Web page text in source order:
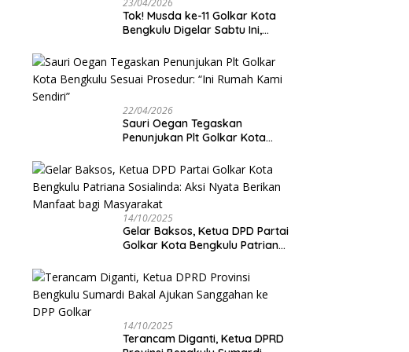
23/04/2026
‎Tok! Musda ke-11 Golkar Kota
Bengkulu Digelar Sabtu Ini,
Disetujui
22/04/2026
Sauri Oegan Tegaskan
Penunjukan Plt Golkar Kota
Rumah Kami Sendiri”
14/10/2025
‎Gelar Baksos, Ketua DPD Partai
Golkar Kota Bengkulu Patriana
Manfaat bagi Masyarakat
14/10/2025
Terancam Diganti, Ketua DPRD